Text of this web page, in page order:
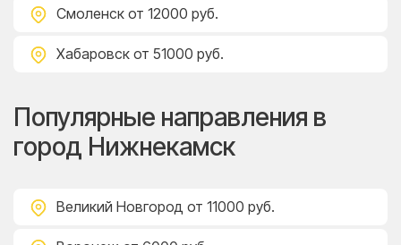
Смоленск от 12000 руб.
Хабаровск от 51000 руб.
Популярные направления в
город Нижнекамск
Великий Новгород от 11000 руб.